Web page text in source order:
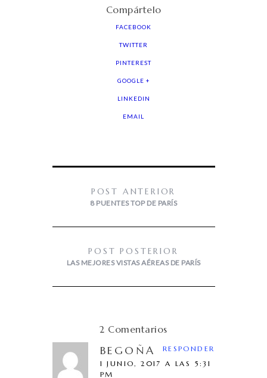
Compártelo
FACEBOOK
TWITTER
PINTEREST
GOOGLE +
LINKEDIN
EMAIL
POST ANTERIOR
8 PUENTES TOP DE PARÍS
POST POSTERIOR
LAS MEJORES VISTAS AÉREAS DE PARÍS
2 Comentarios
BEGOÑA
1 JUNIO, 2017 A LAS 5:31
PM
RESPONDER